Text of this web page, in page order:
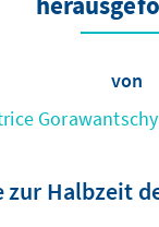
von
Gorawantschy
zur Halbzeit